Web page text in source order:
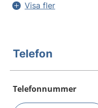
Visa fler
Telefon
Telefonnummer